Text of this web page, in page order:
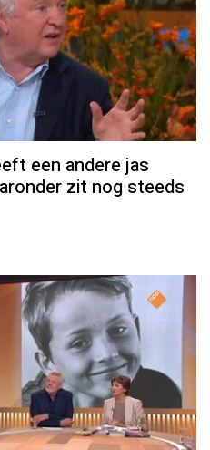
een andere jas
zit nog steeds